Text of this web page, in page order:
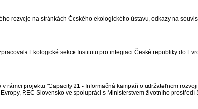
rozvoje na stránkách Českého ekologického ústavu, odkazy na
Ekologické sekce Institutu pro integraci České republiky do
rámci projektu "Capacity 21 - Informačná kampaň o udržateľnom
REC Slovensko ve spolupráci s Ministerstvem životního